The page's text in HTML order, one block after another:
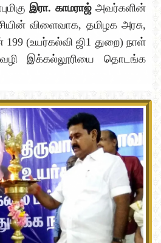
இரா. காமராஜ் அவர்களின்
விளைவாக, தமிழக அரசு,
(உயர்கல்வி ஜி1 துறை) நாள்
இக்கல்லூரியை தொடங்க